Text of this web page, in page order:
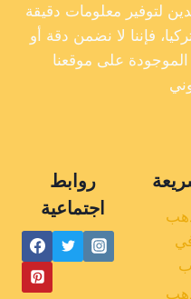
لتوفير معلومات دقيقة
فإننا لا نضمن دقة أو
الموجودة على موقعنا
روابط
اجتماعية